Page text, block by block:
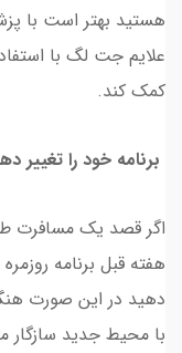
هستید بهتر است با
علایم جت لگ با
کمک کند.
برنامه خود را تغییر
اگر قصد یک مسافرت
هفته قبل برنامه
دهید در این صورت
با محیط جدید سازگار